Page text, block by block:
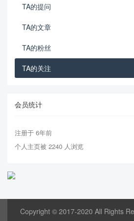
TA的提问
TA的文章
TA的粉丝
TA的关注
会员统计
注册于 6年前
个人主页被 2240 人浏览
Copyright © 2017-2020 All Rights